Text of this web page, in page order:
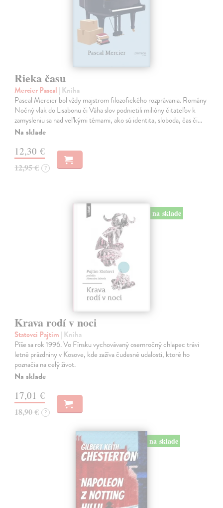
Rieka času
Mercier Pascal | Kniha
Pascal Mercier bol vždy majstrom filozofického rozprávania. Romány
Nočný vlak do Lisabonu či Váha slov podnietili milióny čitateľov k
zamysleniu sa nad veľkými témami, ako sú identita, sloboda, čas či…
Na sklade
12,30 €
12,95 € ?
na sklade
Krava rodí v noci
Statovci Pajtim | Kniha
Píše sa rok 1996. Vo Fínsku vychovávaný osemročný chlapec trávi
letné prázdniny v Kosove, kde zažíva čudesné udalosti, ktoré ho
poznačia na celý život.
Na sklade
17,01 €
18,90 € ?
na sklade